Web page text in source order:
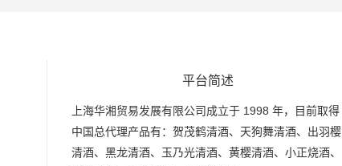
平台简述
上海华湘贸易发展有限公司成立于 1998 年，目前取得
中国总代理产品有：贺茂鹤清酒、天狗舞清酒、出羽樱
清酒、黑龙清酒、玉乃光清酒、黄樱清酒、小正烧酒、